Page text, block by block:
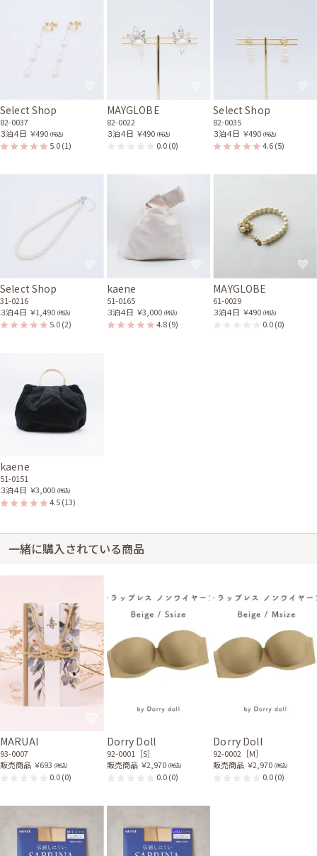
Select Shop
82-0037
３泊４日 ￥490 (税込)
5.0(1)
MAYGLOBE
82-0022
３泊４日 ￥490 (税込)
0.0(0)
Select Shop
82-0035
３泊４日 ￥490 (税込)
4.6(5)
Select Shop
31-0216
３泊４日 ￥1,490 (税込)
5.0(2)
kaene
51-0165
３泊４日 ￥3,000 (税込)
4.8(9)
MAYGLOBE
61-0029
３泊４日 ￥490 (税込)
0.0(0)
kaene
51-0151
３泊４日 ￥3,000 (税込)
4.5(13)
一緒に購入されている商品
MARUAI
93-0007
販売商品 ￥693 (税込)
0.0(0)
Dorry Doll
92-0001［S］
販売商品 ￥2,970 (税込)
0.0(0)
Dorry Doll
92-0002［M］
販売商品 ￥2,970 (税込)
0.0(0)